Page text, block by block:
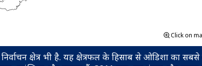
Click on
क्षेत्र भी है. यह क्षेत्रफल के हिसाब से ओडिशा का सबसे